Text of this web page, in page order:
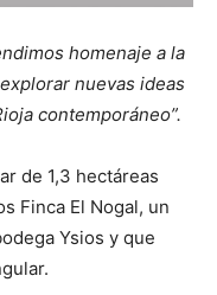
homenaje a la
nuevas ideas
contemporáneo”.
de 1,3 hectáreas
Finca El Nogal, un
Ysios y que